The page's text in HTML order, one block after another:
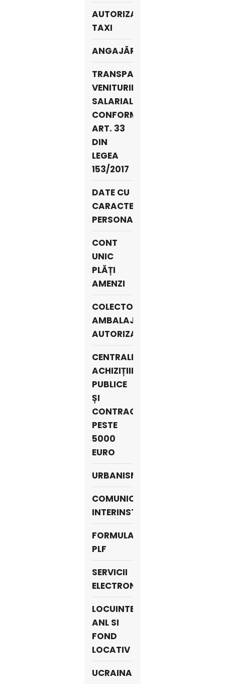
AUTORIZAŢII
TAXI
ANGAJĂRI
TRANSPARENTA
VENITURILOR
SALARIALE
CONFORM
ART. 33
DIN
LEGEA
153/2017
DATE CU
CARACTER
PERSONAL
CONT
UNIC
PLĂȚI
AMENZI
COLECTORI
AMBALAJE
AUTORIZAȚI
CENTRALIZATORUL
ACHIZIȚIILOR
PUBLICE
ȘI
CONTRACTE
PESTE
5000
EURO
URBANISM
COMUNICARE
INTERINSTITUȚIONALĂ
FORMULAR
PLF
SERVICII
ELECTRONICE
LOCUINTE
ANL SI
FOND
LOCATIV
UCRAINA